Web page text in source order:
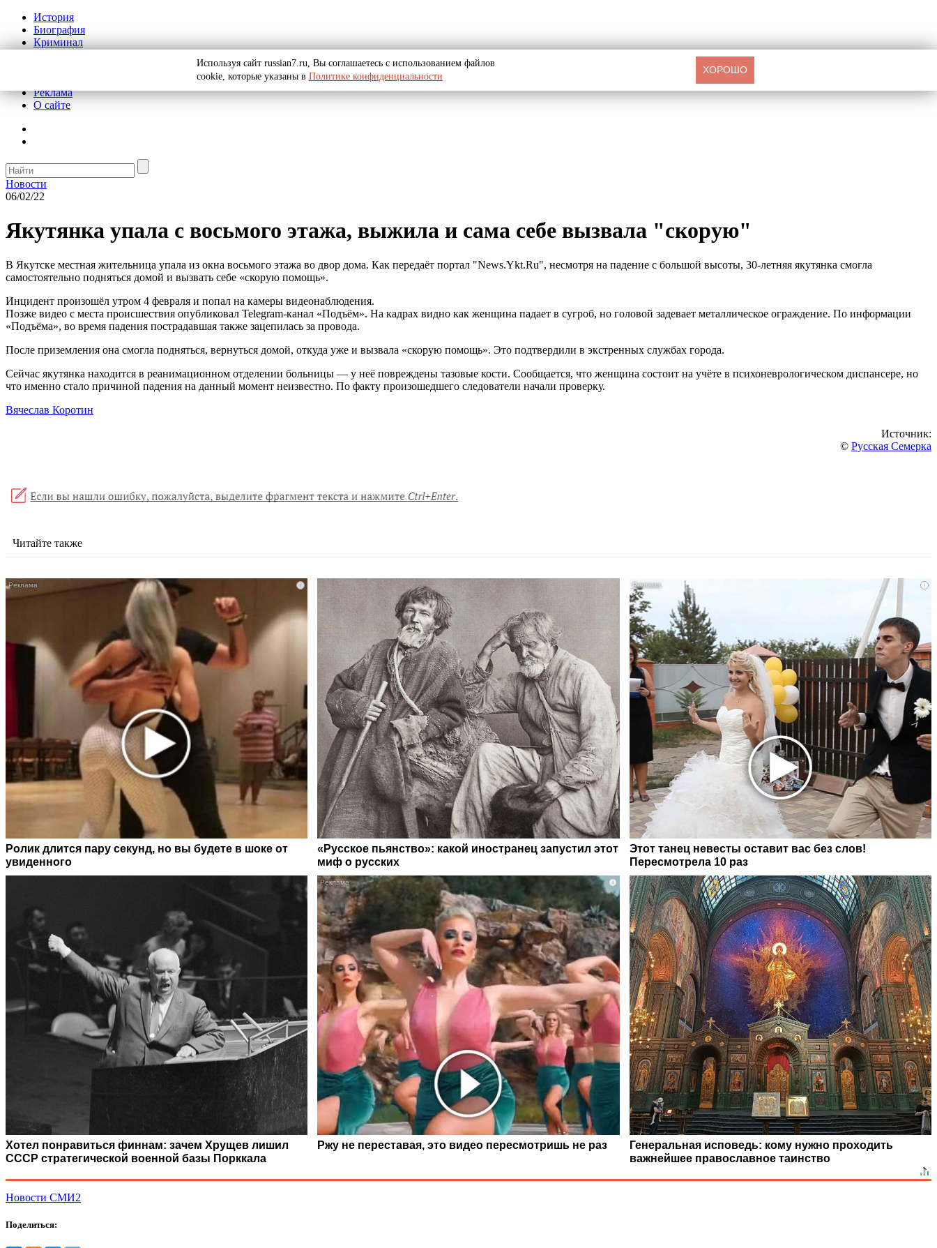
История
Биография
Криминал
Реклама
О сайте
Новости
06/02/22
Якутянка упала с восьмого этажа, выжила и сама себе вызвала "скорую"
В Якутске местная жительница упала из окна восьмого этажа во двор дома. Как передаёт портал "News.Ykt.Ru", несмотря на падение с большой высоты, 30-летняя якутянка смогла
самостоятельно подняться домой и вызвать себе «скорую помощь».
Инцидент произошёл утром 4 февраля и попал на камеры видеонаблюдения.
Позже видео с места происшествия опубликовал Telegram-канал «Подъём». На кадрах видно как женщина падает в сугроб, но головой задевает металлическое ограждение. По информации
«Подъёма», во время падения пострадавшая также зацепилась за провода.
После приземления она смогла подняться, вернуться домой, откуда уже и вызвала «скорую помощь». Это подтвердили в экстренных службах города.
Сейчас якутянка находится в реанимационном отделении больницы — у неё повреждены тазовые кости. Сообщается, что женщина состоит на учёте в психоневрологическом диспансере, но
что именно стало причиной падения на данный момент неизвестно. По факту произошедшего следователи начали проверку.
Вячеслав Коротин
Источник:
© Русская Семерка
Читайте также
i
Ролик длится пару секунд, но вы будете в шоке от
увиденного
«Русское пьянство»: какой иностранец запустил этот
миф о русских
i
Этот танец невесты оставит вас без слов!
Пересмотрела 10 раз
Хотел понравиться финнам: зачем Хрущев лишил
СССР стратегической военной базы Порккала
i
Ржу не переставая, это видео пересмотришь не раз
Генеральная исповедь: кому нужно проходить
важнейшее православное таинство
Новости СМИ2
Поделиться:
Используя сайт russian7.ru, Вы соглашаетесь с использованием файлов
cookie, которые указаны в Политике конфиденциальности
ХОРОШО